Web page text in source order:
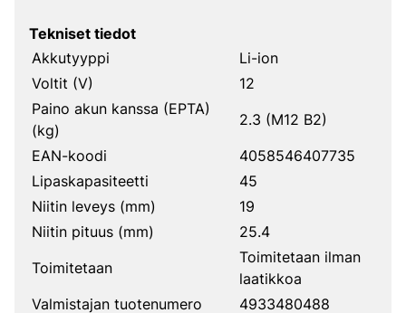
Tekniset tiedot
Akkutyyppi
Li-ion
Voltit (V)
12
Paino akun kanssa (EPTA)
(kg)
2.3 (M12 B2)
EAN-koodi
4058546407735
Lipaskapasiteetti
45
Niitin leveys (mm)
19
Niitin pituus (mm)
25.4
Toimitetaan
Toimitetaan ilman
laatikkoa
Valmistajan tuotenumero
4933480488